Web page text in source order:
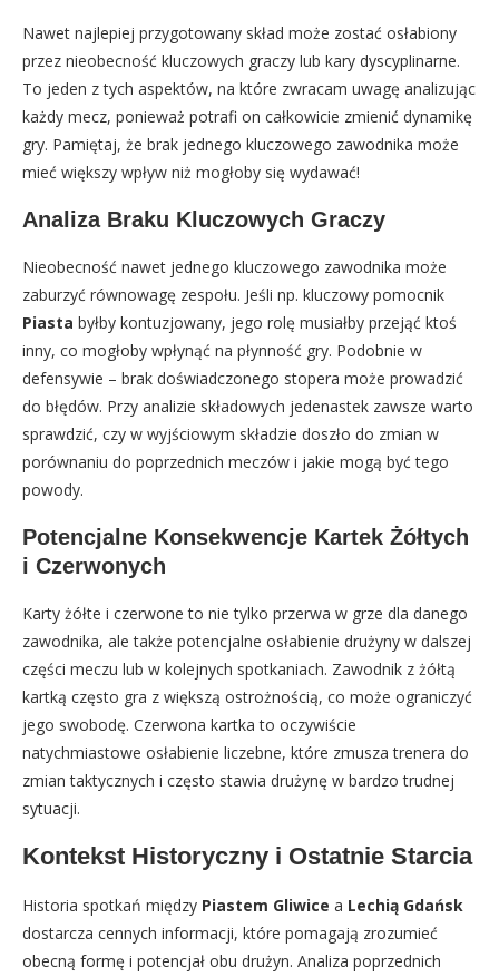
Nawet najlepiej przygotowany skład może zostać osłabiony
przez nieobecność kluczowych graczy lub kary dyscyplinarne.
To jeden z tych aspektów, na które zwracam uwagę analizując
każdy mecz, ponieważ potrafi on całkowicie zmienić dynamikę
gry. Pamiętaj, że brak jednego kluczowego zawodnika może
mieć większy wpływ niż mogłoby się wydawać!
Analiza Braku Kluczowych Graczy
Nieobecność nawet jednego kluczowego zawodnika może
zaburzyć równowagę zespołu. Jeśli np. kluczowy pomocnik
Piasta byłby kontuzjowany, jego rolę musiałby przejąć ktoś
inny, co mogłoby wpłynąć na płynność gry. Podobnie w
defensywie – brak doświadczonego stopera może prowadzić
do błędów. Przy analizie składowych jedenastek zawsze warto
sprawdzić, czy w wyjściowym składzie doszło do zmian w
porównaniu do poprzednich meczów i jakie mogą być tego
powody.
Potencjalne Konsekwencje Kartek Żółtych
i Czerwonych
Karty żółte i czerwone to nie tylko przerwa w grze dla danego
zawodnika, ale także potencjalne osłabienie drużyny w dalszej
części meczu lub w kolejnych spotkaniach. Zawodnik z żółtą
kartką często gra z większą ostrożnością, co może ograniczyć
jego swobodę. Czerwona kartka to oczywiście
natychmiastowe osłabienie liczebne, które zmusza trenera do
zmian taktycznych i często stawia drużynę w bardzo trudnej
sytuacji.
Kontekst Historyczny i Ostatnie Starcia
Historia spotkań między Piastem Gliwice a Lechią Gdańsk
dostarcza cennych informacji, które pomagają zrozumieć
obecną formę i potencjał obu drużyn. Analiza poprzednich